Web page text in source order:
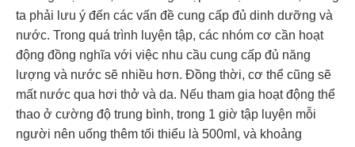
ta phải lưu ý đến các vấn đề cung cấp đủ dinh dưỡng và
nước. Trong quá trình luyện tập, các nhóm cơ cần hoạt
động đồng nghĩa với việc nhu cầu cung cấp đủ năng
lượng và nước sẽ nhiều hơn. Đồng thời, cơ thể cũng sẽ
mất nước qua hơi thở và da. Nếu tham gia hoạt động thể
thao ở cường độ trung bình, trong 1 giờ tập luyện mỗi
người nên uống thêm tối thiểu là 500ml, và khoảng